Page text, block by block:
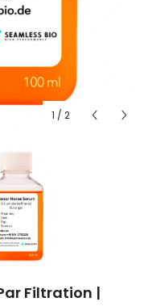
1 / 2
Filtration |